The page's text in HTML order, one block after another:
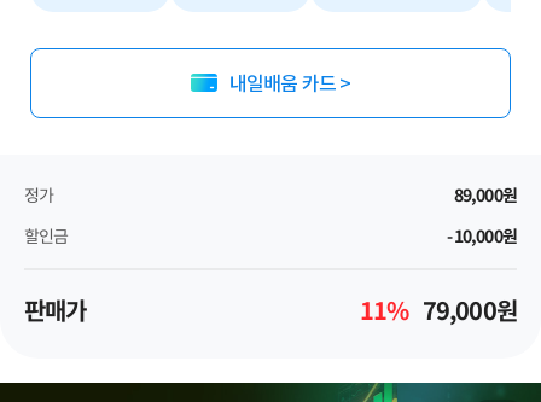
내일배움 카드 >
정가 89,000원
할인금
-10,000원
판매가 11% 79,000원